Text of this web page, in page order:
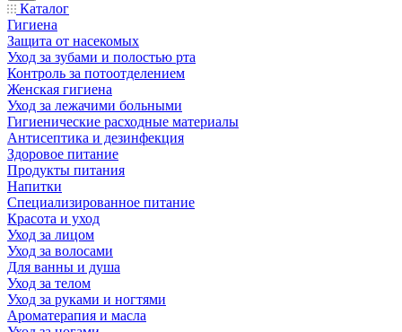
Каталог
Гигиена
Защита от насекомых
Уход за зубами и полостью рта
Контроль за потоотделением
Женская гигиена
Уход за лежачими больными
Гигиенические расходные материалы
Антисептика и дезинфекция
Здоровое питание
Продукты питания
Напитки
Специализированное питание
Красота и уход
Уход за лицом
Уход за волосами
Для ванны и душа
Уход за телом
Уход за руками и ногтями
Ароматерапия и масла